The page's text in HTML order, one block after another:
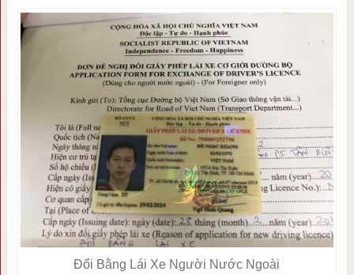
Đổi Bằng Lái Xe Người Nước Ngoài